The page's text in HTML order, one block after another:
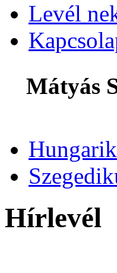
Levél
Mátyás
Hírlevél